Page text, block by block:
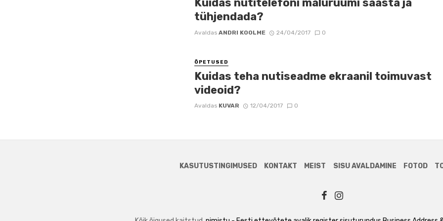
Kuidas nutitelefoni mäluruumi säästa ja
tühjendada?
Avaldas ANDRI KOOLME 24/04/2017 0
ÕPETUSED
Kuidas teha nutiseadme ekraanil toimuvast
videoid?
Avaldas KUVAR 12/04/2017 0
KASUTUSTINGIMUSED KONTAKT MEIST SISU AVALDAMINE FOTOD